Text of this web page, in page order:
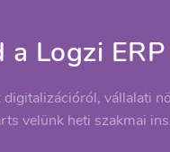
a Logzi
vállalati
velünk heti szakmai